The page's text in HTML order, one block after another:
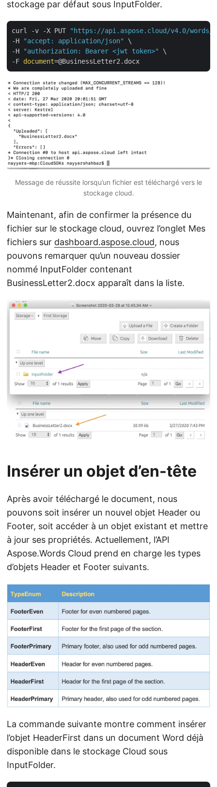
stockage par défaut sous InputFolder.
curl -v -X PUT
"https://api.aspose.cloud/v4.0/
-H
"accept: application/json"
\
-H
"authorization: Bearer <jwt token>"
\
-F document
Message de réussite lorsqu’un fichier est téléchargé vers le
stockage cloud.
Maintenant, afin de confirmer la présence du
fichier sur le stockage cloud, ouvrez l’onglet Mes
fichiers sur dashboard.aspose.cloud, nous
pouvons remarquer qu’un nouveau dossier
nommé InputFolder contenant
BusinessLetter2.docx apparaît dans la liste.
Insérer un objet d’en-tête
Après avoir téléchargé le document, nous
pouvons soit insérer un nouvel objet Header ou
Footer, soit accéder à un objet existant et mettre
à jour ses propriétés. Actuellement, l’API
Aspose.Words Cloud prend en charge les types
d’objets Header et Footer suivants.
La commande suivante montre comment insérer
l’objet HeaderFirst dans un document Word déjà
disponible dans le stockage Cloud sous
InputFolder.